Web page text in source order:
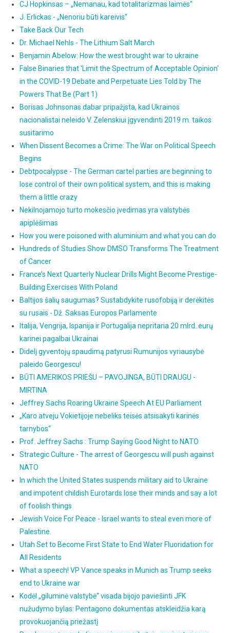
CJ Hopkinsas – „Nemanau, kad totalitarizmas laimės“
J. Erlickas - „Nenoriu būti kareivis“
Take Back Our Tech
Dr. Michael Nehls - The Lithium Salt March
Benjamin Abelow: How the west brought war to ukraine
False Binaries that 'Limit the Spectrum of Acceptable Opinion'
in the COVID-19 Debate and Perpetuate Lies Told by The
Powers That Be (Part 1)
Borisas Johnsonas dabar pripažįsta, kad Ukrainos
nacionalistai neleido V. Zelenskiui įgyvendinti 2019 m. taikos
susitarimo
When Dissent Becomes a Crime: The War on Political Speech
Begins
Debtpocalypse - The German cartel parties are beginning to
lose control of their own political system, and this is making
them a little crazy
Nekilnojamojo turto mokesčio įvedimas yra valstybės
apiplėšimas
How you were poisoned with aluminium and what you can do
Hundreds of Studies Show DMSO Transforms The Treatment
of Cancer
France’s Next Quarterly Nuclear Drills Might Become Prestige-
Building Exercises With Poland
Baltijos šalių saugumas? Sustabdykite rusofobiją ir derėkitės
su rusais - Dž. Saksas Europos Parlamente
Italija, Vengrija, Ispanija ir Portugalija nepritaria 20 mlrd. eurų
karinei pagalbai Ukrainai
Didelį gyventojų spaudimą patyrusi Rumunijos vyriausybė
paleido Georgescu!
BŪTI AMERIKOS PRIEŠU – PAVOJINGA, BŪTI DRAUGU -
MIRTINA
Jeffrey Sachs Roaring Ukraine Speech At EU Parliament
„Karo atveju Vokietijoje nebeliks teisės atsisakyti karinės
tarnybos“
Prof. Jeffrey Sachs : Trump Saying Good Night to NATO
Strategic Culture - The arrest of Georgescu will push against
NATO
In which the United States suspends military aid to Ukraine
and impotent childish Eurotards lose their minds and say a lot
of foolish things
Jewish Voice For Peace - Israel wants to steal even more of
Palestine.
Utah Set to Become First State to End Water Fluoridation for
All Residents
What a speech! VP Vance speaks in Munich as Trump seeks
end to Ukraine war
Kodėl „giluminė valstybė“ visada bijojo paviešinti JFK
nužudymo bylas: Pentagono dokumentas atskleidžia karą
provokuojančią priežastį